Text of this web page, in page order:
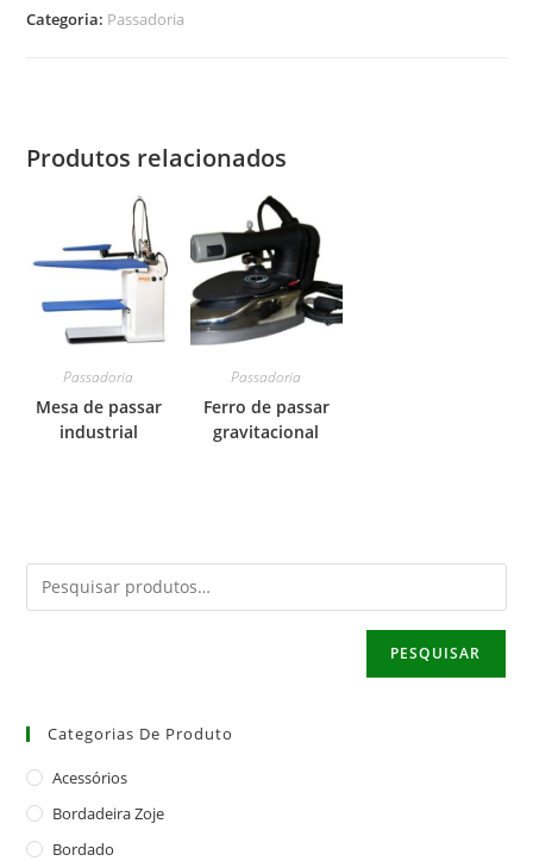
Categoria: Passadoria
Produtos relacionados
Passadoria
Mesa de passar
industrial
Passadoria
Ferro de passar
gravitacional
PESQUISAR
Categorias De Produto
Acessórios
Bordadeira Zoje
Bordado